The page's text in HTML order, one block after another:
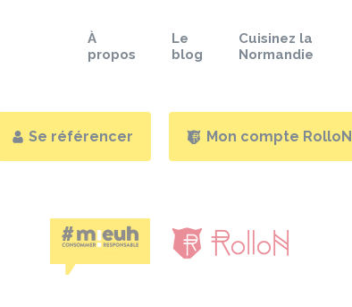
À
propos
Le
blog
Cuisinez la
Normandie
Se référencer Mon compte RolloN